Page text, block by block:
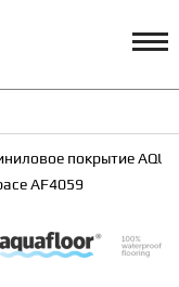
Профиль
покрытие
AF4059